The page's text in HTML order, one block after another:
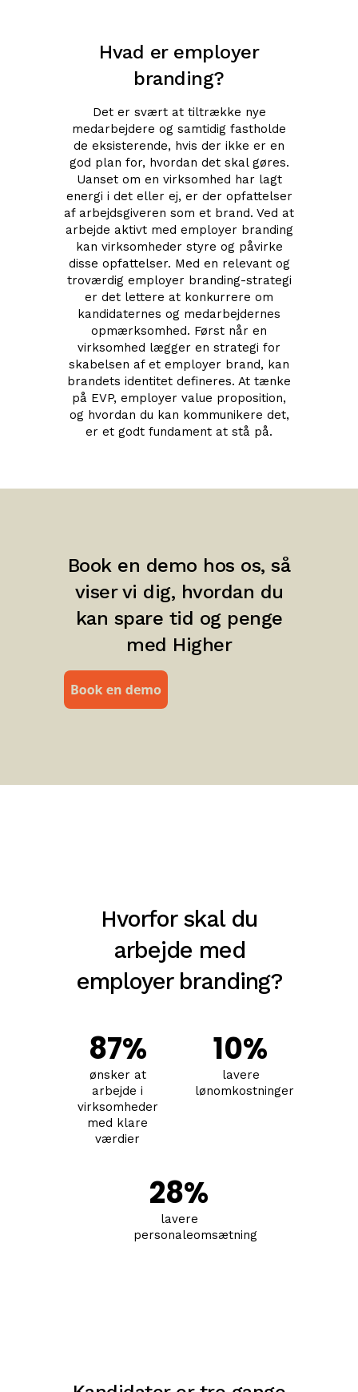
Hvad er employer
branding?
Det er svært at tiltrække nye
medarbejdere og samtidig fastholde
de eksisterende, hvis der ikke er en
god plan for, hvordan det skal gøres.
Uanset om en virksomhed har lagt
energi i det eller ej, er der opfattelser
af arbejdsgiveren som et brand. Ved at
arbejde aktivt med employer branding
kan virksomheder styre og påvirke
disse opfattelser. Med en relevant og
troværdig employer branding-strategi
er det lettere at konkurrere om
kandidaternes og medarbejdernes
opmærksomhed. Først når en
virksomhed lægger en strategi for
skabelsen af et employer brand, kan
brandets identitet defineres. At tænke
på EVP, employer value proposition,
og hvordan du kan kommunikere det,
er et godt fundament at stå på.
Book en demo hos os, så
viser vi dig, hvordan du
kan spare tid og penge
med Higher
Hvorfor skal du
arbejde med
employer branding?
87%
ønsker at
arbejde i
virksomheder
med klare
værdier
10%
lavere
lønomkostninger
28%
lavere
personaleomsætning